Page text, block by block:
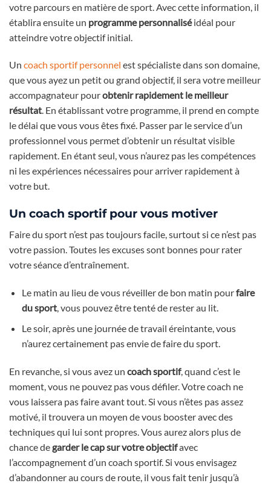
votre parcours en matière de sport. Avec cette information, il
établira ensuite un programme personnaliséidéal pour
atteindre votre objectif initial.
Un coach sportif personnel est spécialiste dans son domaine,
que vous ayez un petit ou grand objectif, il sera votre meilleur
accompagnateur pourobtenir rapidement le meilleur
résultat. En établissant votre programme, il prend en compte
le délai que vous vous êtes fixé. Passer par le service d’un
professionnel vous permet d’obtenir un résultat visible
rapidement. En étant seul, vous n’aurez pas les compétences
ni les expériences nécessaires pour arriver rapidement à
votre but.
Un coach sportif pour vous motiver
Faire du sport n’est pas toujours facile, surtout si ce n’est pas
votre passion. Toutes les excuses sont bonnes pour rater
votre séance d’entraînement.
Le matin au lieu de vous réveiller de bon matin pourfaire
du sport, vous pouvez être tenté de rester au lit.
Le soir, après une journée de travail éreintante, vous
n’aurez certainement pas envie de faire du sport.
En revanche, si vous avez un coach sportif, quand c’est le
moment, vous ne pouvez pas vous défiler. Votre coach ne
vous laissera pas faire avant tout. Si vous n’êtes pas assez
motivé, il trouvera un moyen de vous booster avec des
techniques qui lui sont propres. Vous aurez alors plus de
chance degarder le cap sur votre objectifavec
l’accompagnement d’un coach sportif. Si vous envisagez
d’abandonner au cours de route, il vous fait tenir jusqu’à